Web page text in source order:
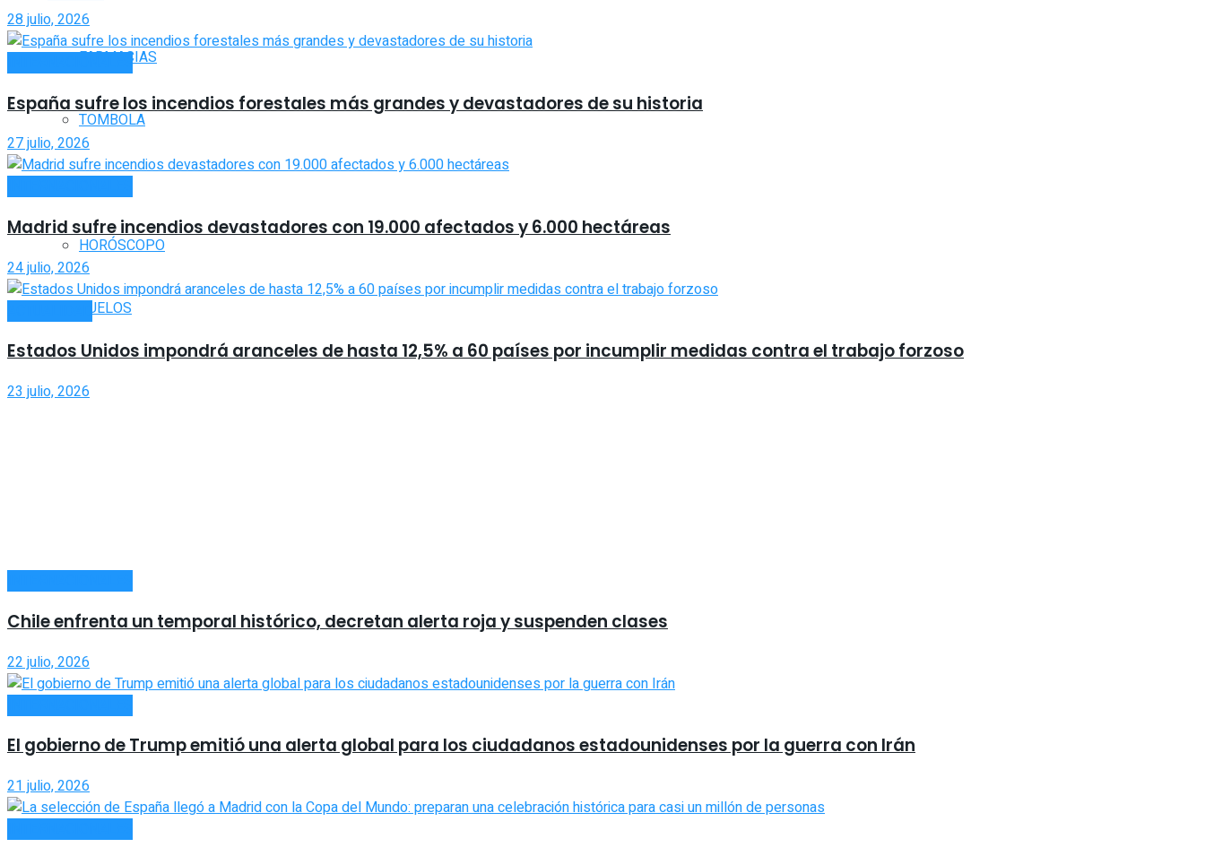
FARMACIAS
TOMBOLA
CLIMA
HORÓSCOPO
VUELOS
28 julio, 2026
España sufre los incendios forestales más grandes y devastadores de su historia
27 julio, 2026
Madrid sufre incendios devastadores con 19.000 afectados y 6.000 hectáreas
24 julio, 2026
Estados Unidos impondrá aranceles de hasta 12,5% a 60 países por incumplir medidas contra el trabajo forzoso
23 julio, 2026
Chile enfrenta un temporal histórico, decretan alerta roja y suspenden clases
22 julio, 2026
El gobierno de Trump emitió una alerta global para los ciudadanos estadounidenses por la guerra con Irán
21 julio, 2026